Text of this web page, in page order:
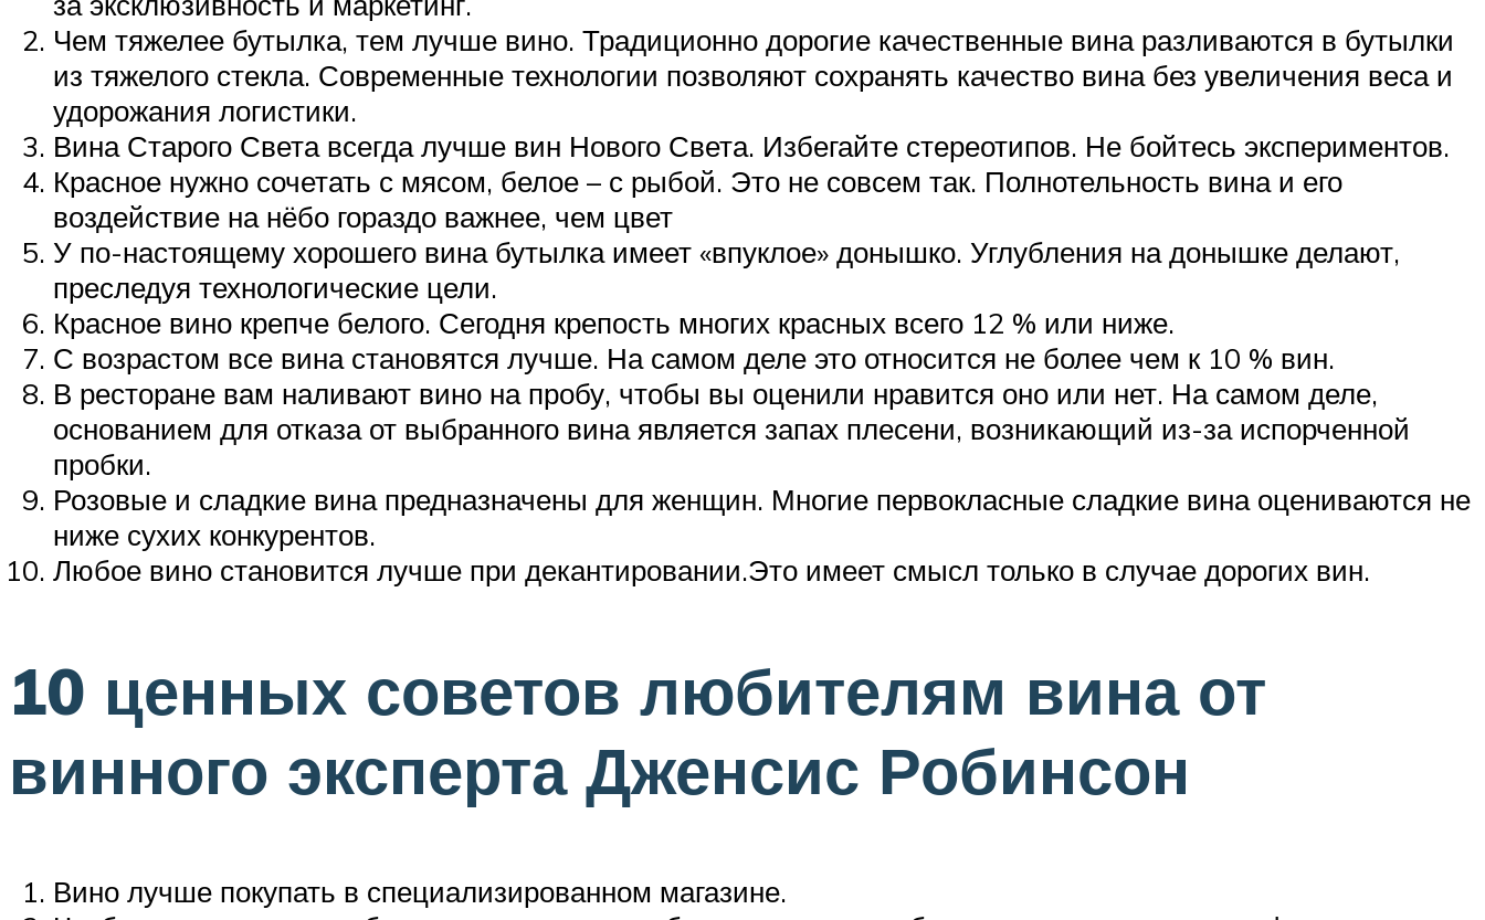
Чем тяжелее бутылка, тем лучше вино. Традиционно дорогие качественные вина разливаются в бутылки
из тяжелого стекла. Современные технологии позволяют сохранять качество вина без увеличения веса и
удорожания логистики.
Вина Старого Света всегда лучше вин Нового Света. Избегайте стереотипов. Не бойтесь экспериментов.
Красное нужно сочетать с мясом, белое – с рыбой. Это не совсем так. Полнотельность вина и его
воздействие на нёбо гораздо важнее, чем цвет
У по-настоящему хорошего вина бутылка имеет «впуклое» донышко. Углубления на донышке делают,
преследуя технологические цели.
Красное вино крепче белого. Сегодня крепость многих красных всего 12 % или ниже.
С возрастом все вина становятся лучше. На самом деле это относится не более чем к 10 % вин.
В ресторане вам наливают вино на пробу, чтобы вы оценили нравится оно или нет. На самом деле,
основанием для отказа от выбранного вина является запах плесени, возникающий из-за испорченной
пробки.
Розовые и сладкие вина предназначены для женщин. Многие первокласные сладкие вина оцениваются не
ниже сухих конкурентов.
Любое вино становится лучше при декантировании.Это имеет смысл только в случае дорогих вин.
10 ценных советов любителям вина от
винного эксперта Дженсис Робинсон
Вино лучше покупать в специализированном магазине.